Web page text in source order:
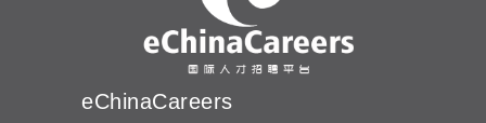
eChinaCareers